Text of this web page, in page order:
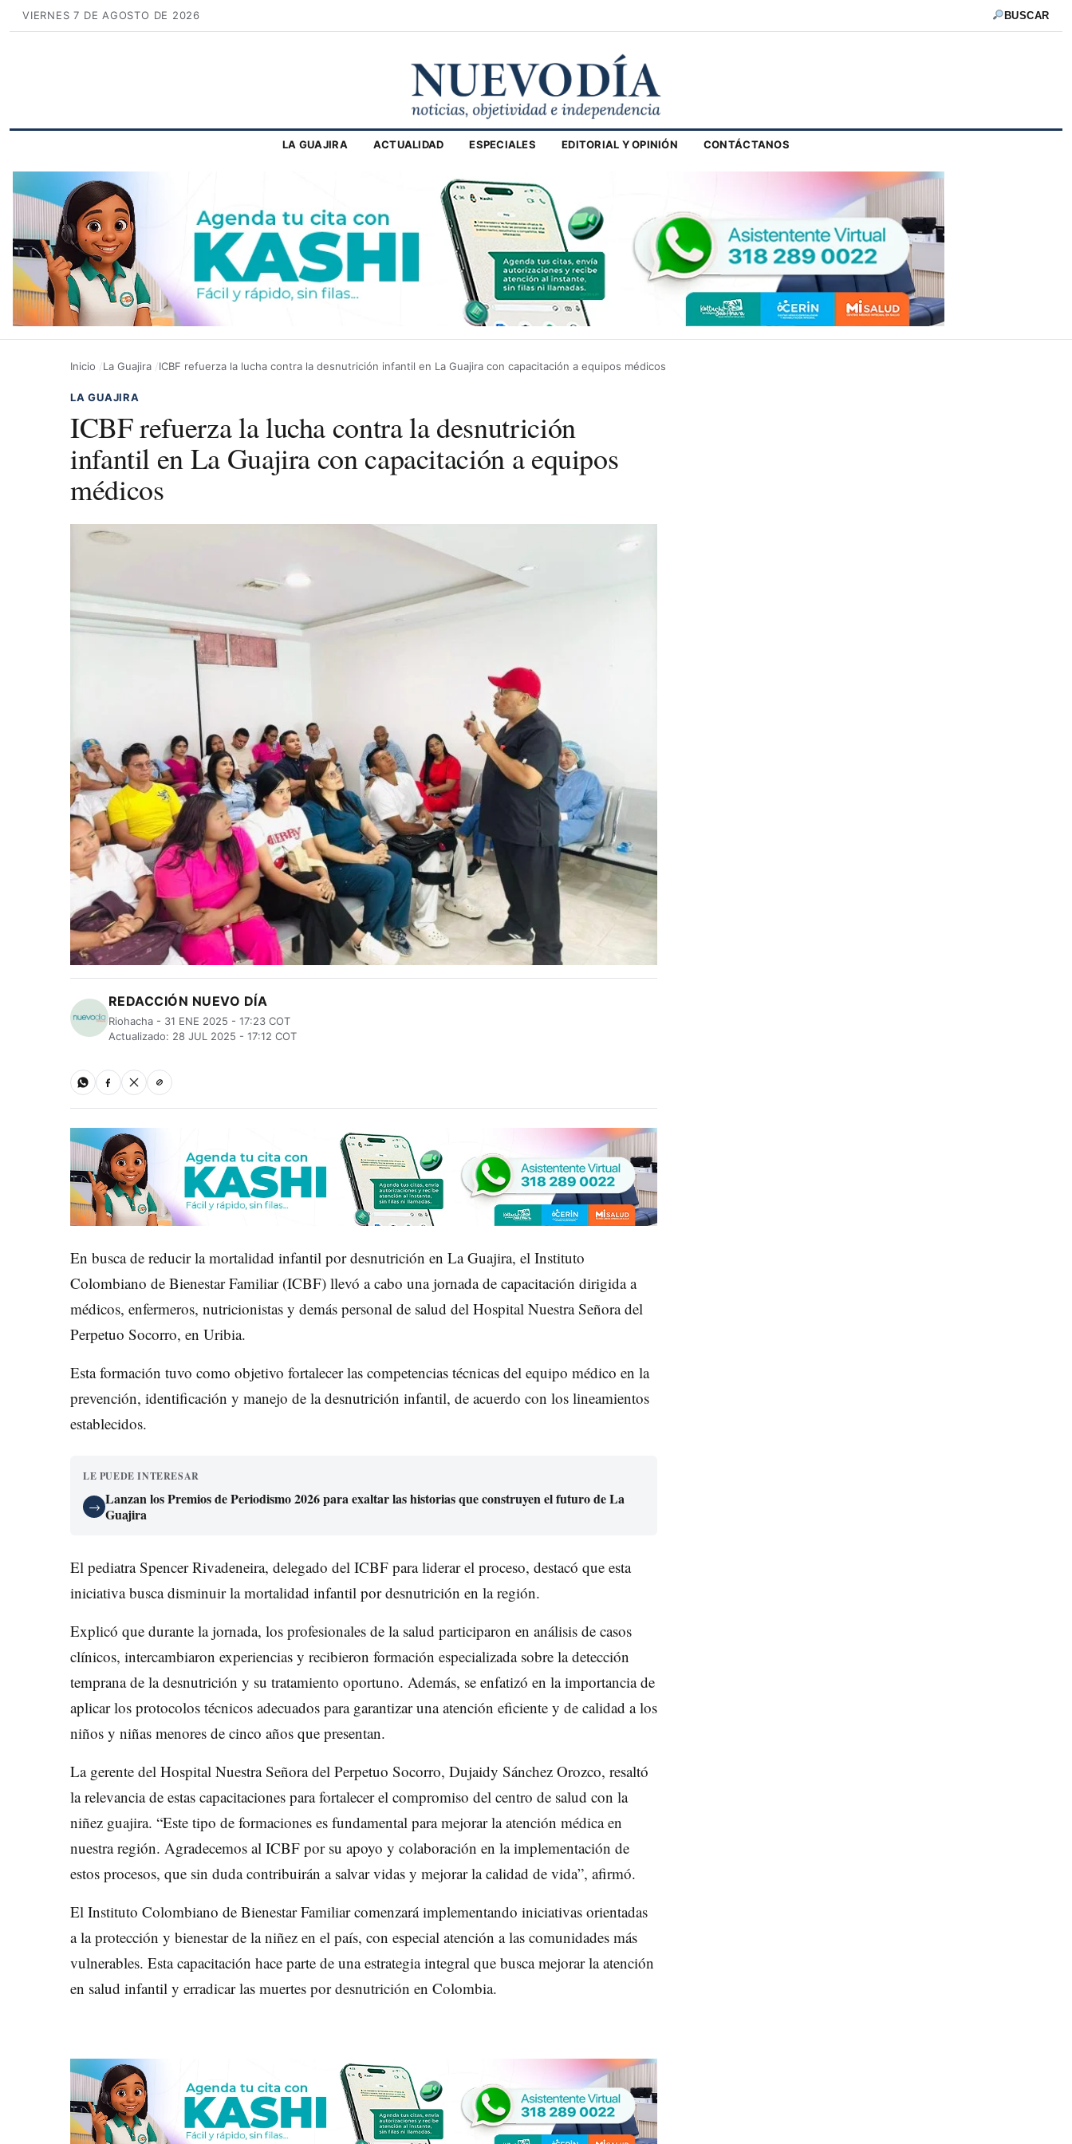
VIERNES 7 DE AGOSTO DE 2026 BUSCAR
LA GUAJIRA ACTUALIDAD ESPECIALES EDITORIAL Y OPINIÓN CONTÁCTANOS
Inicio La Guajira ICBF refuerza la lucha contra la desnutrición infantil en La Guajira con capacitación a equipos médicos
LA GUAJIRA
ICBF refuerza la lucha contra la desnutrición
infantil en La Guajira con capacitación a equipos
médicos
REDACCIÓN NUEVO DÍA
Riohacha - 31 ENE 2025 - 17:23 COT
Actualizado: 28 JUL 2025 - 17:12 COT
En busca de reducir la mortalidad infantil por desnutrición en La Guajira, el Instituto
Colombiano de Bienestar Familiar (ICBF) llevó a cabo una jornada de capacitación dirigida a
médicos, enfermeros, nutricionistas y demás personal de salud del Hospital Nuestra Señora del
Perpetuo Socorro, en Uribia.
Esta formación tuvo como objetivo fortalecer las competencias técnicas del equipo médico en la
prevención, identificación y manejo de la desnutrición infantil, de acuerdo con los lineamientos
establecidos.
LE PUEDE INTERESAR
→ Lanzan los Premios de Periodismo 2026 para exaltar las historias que construyen el futuro de La
Guajira
El pediatra Spencer Rivadeneira, delegado del ICBF para liderar el proceso, destacó que esta
iniciativa busca disminuir la mortalidad infantil por desnutrición en la región.
Explicó que durante la jornada, los profesionales de la salud participaron en análisis de casos
clínicos, intercambiaron experiencias y recibieron formación especializada sobre la detección
temprana de la desnutrición y su tratamiento oportuno. Además, se enfatizó en la importancia de
aplicar los protocolos técnicos adecuados para garantizar una atención eficiente y de calidad a los
niños y niñas menores de cinco años que presentan.
La gerente del Hospital Nuestra Señora del Perpetuo Socorro, Dujaidy Sánchez Orozco, resaltó
la relevancia de estas capacitaciones para fortalecer el compromiso del centro de salud con la
niñez guajira. “Este tipo de formaciones es fundamental para mejorar la atención médica en
nuestra región. Agradecemos al ICBF por su apoyo y colaboración en la implementación de
estos procesos, que sin duda contribuirán a salvar vidas y mejorar la calidad de vida”, afirmó.
El Instituto Colombiano de Bienestar Familiar comenzará implementando iniciativas orientadas
a la protección y bienestar de la niñez en el país, con especial atención a las comunidades más
vulnerables. Esta capacitación hace parte de una estrategia integral que busca mejorar la atención
en salud infantil y erradicar las muertes por desnutrición en Colombia.